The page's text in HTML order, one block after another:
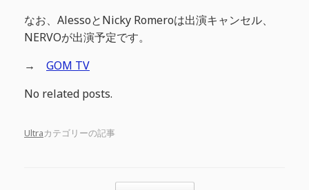
なお、AlessoとNicky Romeroは出演キャンセル、
NERVOが出演予定です。
→ GOM TV
No related posts.
Ultraカテゴリーの記事